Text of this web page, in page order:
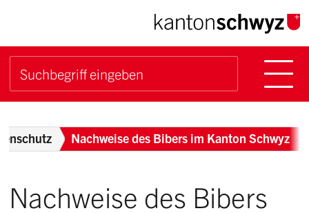
Navigieren im Kanton
Schnellnavigation
Suchbegriff
Breadcrumb
Nachweise des Bibers im Kanton Schwyz
Nachweise des Bibers